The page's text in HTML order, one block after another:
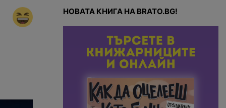
НОВАТА КНИГА НА BRATO.BG!